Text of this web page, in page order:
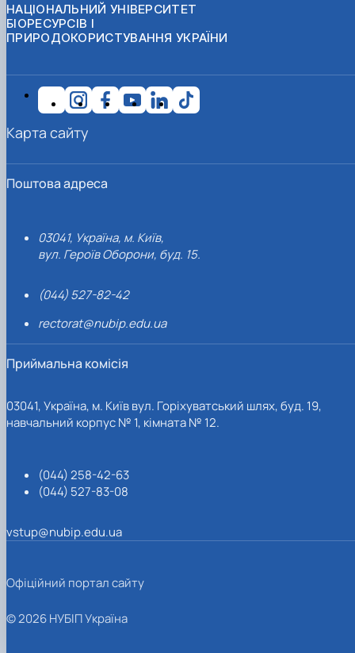
НАЦІОНАЛЬНИЙ УНІВЕРСИТЕТ
БІОРЕСУРСІВ І
ПРИРОДОКОРИСТУВАННЯ УКРАЇНИ
Поштова адреса
03041, Україна, м. Київ,
вул. Героїв Оборони, буд. 15.
(044) 527-82-42
rectorat@nubip.edu.ua
Приймальна комісія
03041, Україна, м. Київ вул. Горіхуватський шлях, буд. 19,
навчальний корпус № 1, кімната № 12.
(044) 258-42-63
(044) 527-83-08
vstup@nubip.edu.ua
Карта сайту
Офіційний портал сайту
© 2026 НУБІП Україна